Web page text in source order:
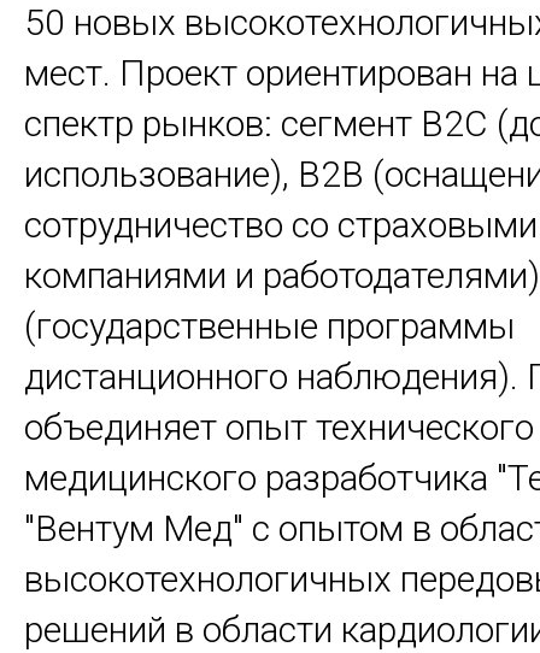
50 новых
мест. Проект ориентирован на
спектр рынков: сегмент B2C
использование), B2B
сотрудничество со страховыми
компаниями и
(государственные программы
дистанционного наблюдения).
объединяет опыт технического
медицинского разработчика
"Вентум Мед" с опытом в
высокотехнологичных
решений в области